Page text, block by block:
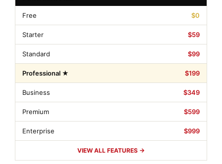
Free $0
Starter $59
Standard $99
Professional ★ $199
Business $349
Premium $599
Enterprise $999
VIEW ALL FEATURES →